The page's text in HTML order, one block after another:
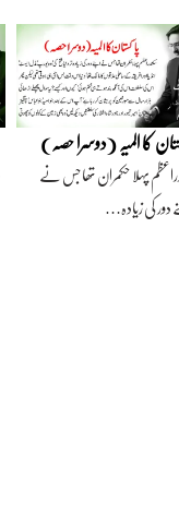
کا المیہ (دوسرا حصہ)
پہلا حکمران تھا جس نے
کی زیادہ…